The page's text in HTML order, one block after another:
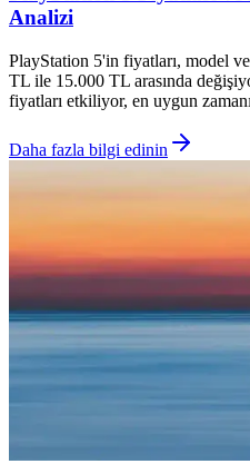
Analizi
PlayStation 5'in fiyatları, model
TL ile 15.000 TL arasında
fiyatları etkiliyor, en uygun
Daha fazla bilgi edinin